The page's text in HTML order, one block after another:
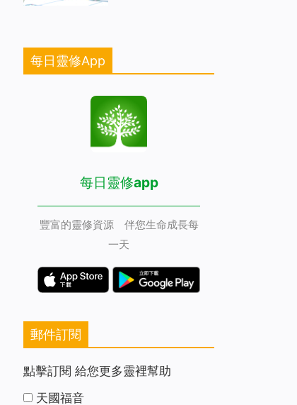
每日靈修App
每日靈修app
豐富的靈修資源 伴您生命成長每
一天
郵件訂閱
點擊訂閱 給您更多靈裡幫助
天國福音